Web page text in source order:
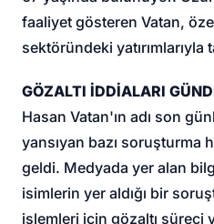
faaliyet gösteren Vatan,
sektöründeki yatırımlarıyla
GÖZALTI İDDİALARI
Hasan Vatan'ın adı son
yansıyan bazı soruşturma
geldi. Medyada yer alan
isimlerin yer aldığı bir
işlemleri için gözaltı süreci